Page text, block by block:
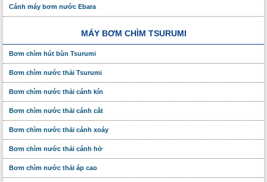
Cánh máy bơm nước Ebara
MÁY BƠM CHÌM TSURUMI
Bơm chìm hút bùn Tsurumi
Bơm chìm nước thải Tsurumi
Bơm chìm nước thải cánh kín
Bơm chìm nước thải cánh cắt
Bơm chìm nước thải cánh xoáy
Bơm chìm nước thải cánh hở
Bơm chìm nước thải áp cao